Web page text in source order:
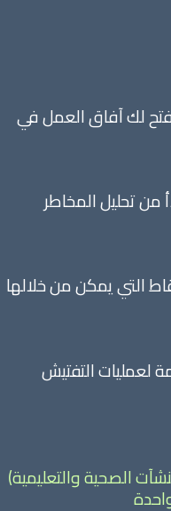
لك آفاق العمل في
من تحليل المخاطر
التي يمكن من خلالها
لعمليات التفتيش
الصحية والتعليمية)